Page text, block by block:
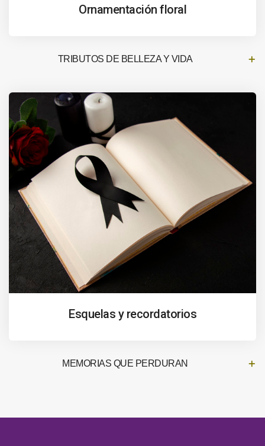
Ornamentación floral
TRIBUTOS DE BELLEZA Y VIDA
Esquelas y recordatorios
MEMORIAS QUE PERDURAN